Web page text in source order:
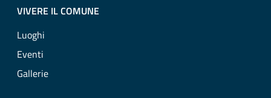
VIVERE IL COMUNE
Luoghi
Eventi
Gallerie